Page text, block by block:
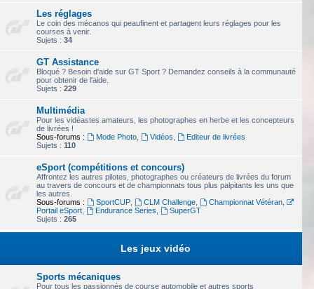
Les réglages
Le coin des mécanos qui peaufinent et partagent leurs réglages pour les
courses à venir.
Sujets : 34
GT Assistance
Bloqué ? Besoin d'aide sur GT Sport ? Demandez conseils à la communauté
pour obtenir de l'aide.
Sujets : 229
Multimédia
Pour les vidéastes amateurs, les photographes en herbe et les concepteurs
de livrées !
Sous-forums :
Mode Photo, Vidéos
Editeur de livrées
Sujets : 110
eSport (compétitions et concours)
Affrontez les autres pilotes, photographes ou créateurs de livrées du forum
au travers de concours et de championnats tous plus palpitants les uns que
les autres.
Sous-forums :
SportCUP, CLM Challenge, Championnat Vétéran,
Portail eSport
Endurance Series
SuperGT
Sujets : 265
Les jeux vidéo
Sports mécaniques
Pour tous les passionnés de course automobile et autres sports